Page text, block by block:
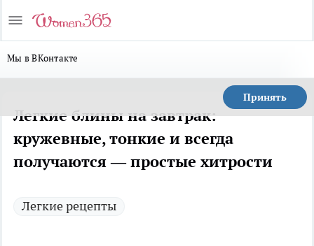
Мы в ВКонтакте
Принять
Легкие блины на завтрак:
кружевные, тонкие и всегда
получаются — простые хитрости
Легкие рецепты